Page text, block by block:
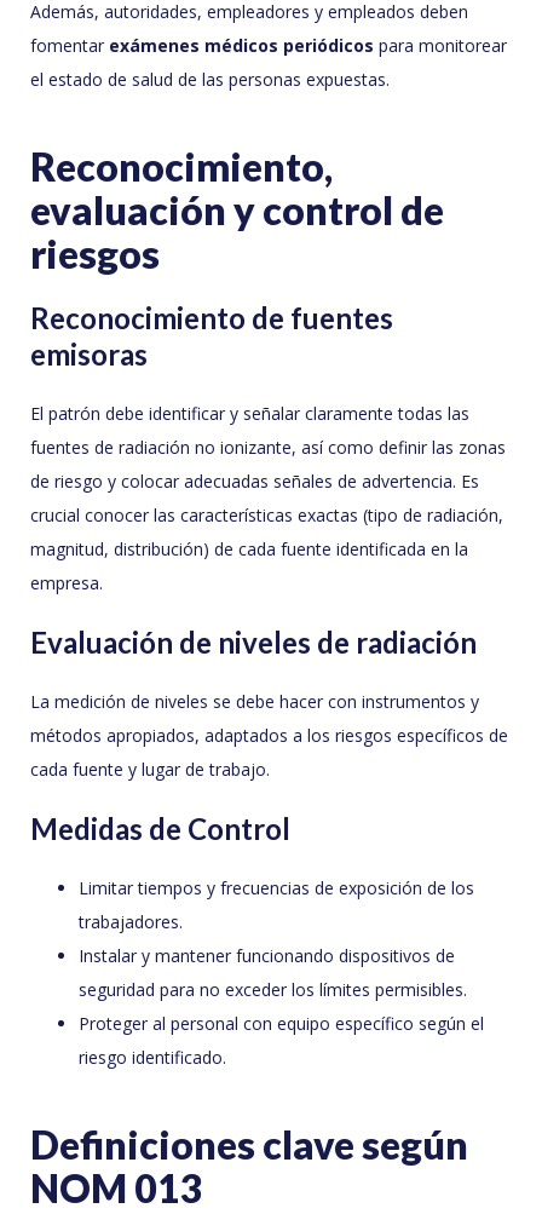
Además, autoridades, empleadores y empleados deben
fomentar exámenes médicos periódicos para monitorear
el estado de salud de las personas expuestas.
Reconocimiento,
evaluación y control de
riesgos
Reconocimiento de fuentes
emisoras
El patrón debe identificar y señalar claramente todas las
fuentes de radiación no ionizante, así como definir las zonas
de riesgo y colocar adecuadas señales de advertencia. Es
crucial conocer las características exactas (tipo de radiación,
magnitud, distribución) de cada fuente identificada en la
empresa.
Evaluación de niveles de radiación
La medición de niveles se debe hacer con instrumentos y
métodos apropiados, adaptados a los riesgos específicos de
cada fuente y lugar de trabajo.
Medidas de Control
Limitar tiempos y frecuencias de exposición de los
trabajadores.
Instalar y mantener funcionando dispositivos de
seguridad para no exceder los límites permisibles.
Proteger al personal con equipo específico según el
riesgo identificado.
Definiciones clave según
NOM 013